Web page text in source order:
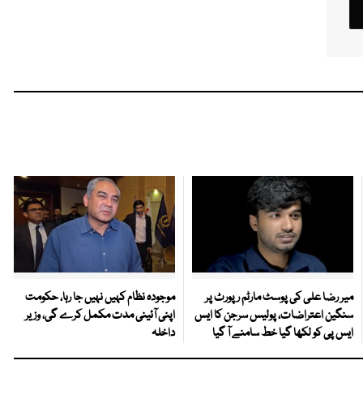
میر رضا علی کی پوسٹ مارٹم رپورٹ پر
سنگین اعتراضات، پولیس سرجن کا ایس
ایس پی کو لکھا گیا خط سامنے آ گیا
موجودہ نظام کہیں نہیں جا رہا، حکومت
اپنی آئینی مدت مکمل کرے گی، وزیر
داخلہ